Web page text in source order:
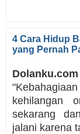
4 Cara Hidup
yang Pernah
kehilangan
sekarang
jalani karena